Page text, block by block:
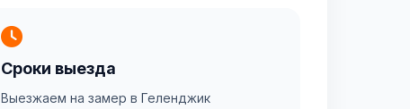
Сроки выезда
Выезжаем на замер в Геленджик